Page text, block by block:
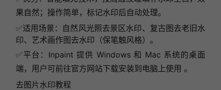
果自然；操作简单，标记水印后自动处理。
✅适用场景：自然风光照去景区水印、复古图去老旧水
印、艺术画作图去水印（保笔触风格）。
✅平台：Inpaint 提供 Windows 和 Mac 系统的桌面
端，用户可前往官方网站下载安装到电脑上使用 。
去图片水印教程